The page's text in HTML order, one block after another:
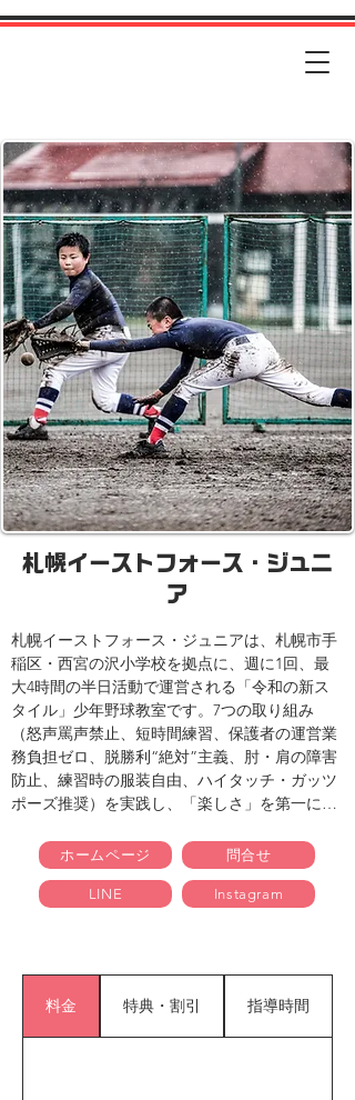
札幌イーストフォース・ジュニ
ア
札幌イーストフォース・ジュニアは、札幌市手
稲区・西宮の沢小学校を拠点に、週に1回、最
大4時間の半日活動で運営される「令和の新ス
タイル」少年野球教室です。7つの取り組み
（怒声罵声禁止、短時間練習、保護者の運営業
務負担ゼロ、脱勝利“絶対”主義、肘・肩の障害
防止、練習時の服装自由、ハイタッチ・ガッツ
ポーズ推奨）を実践し、「楽しさ」を第一に、
護者の負担も極力なくし、選手が安心して楽し
く野球に取り組める環境を提供。プロトレーナ
ーによる指導もあり、怪我予防と長く続けられ
ホームページ 問合せ
LINE Instagram
料金 特典・割引 指導時間